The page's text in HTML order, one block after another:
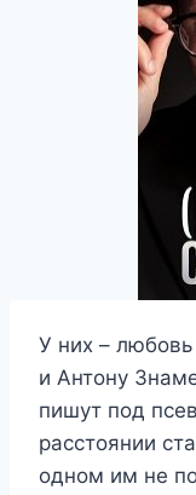
У них –
и Антону
пишут под
расстоянии
одном им не